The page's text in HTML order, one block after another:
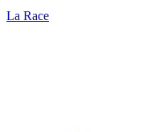
La Race